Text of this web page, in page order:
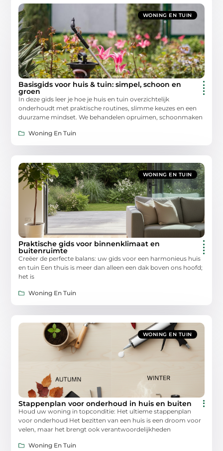
WONING EN TUIN
Basisgids voor huis & tuin: simpel, schoon en
groen
In deze gids leer je hoe je huis en tuin overzichtelijk
onderhoudt met praktische routines, slimme keuzes en een
duurzame mindset. We behandelen opruimen, schoonmaken
Woning En Tuin
WONING EN TUIN
Praktische gids voor binnenklimaat en
buitenruimte
Creëer de perfecte balans: uw gids voor een harmonieus huis
en tuin Een thuis is meer dan alleen een dak boven ons hoofd;
het is
Woning En Tuin
WONING EN TUIN
Stappenplan voor onderhoud in huis en buiten
Houd uw woning in topconditie: Het ultieme stappenplan
voor onderhoud Het bezitten van een huis is een droom voor
velen, maar het brengt ook verantwoordelijkheden
Woning En Tuin